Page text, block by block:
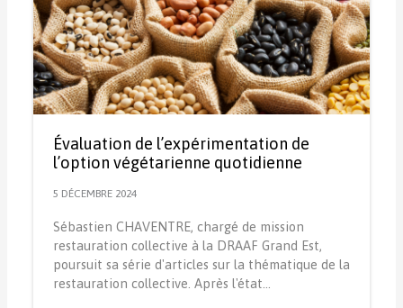
Évaluation de l’expérimentation de
l’option végétarienne quotidienne
5 DÉCEMBRE 2024
Sébastien CHAVENTRE, chargé de mission
restauration collective à la DRAAF Grand Est,
poursuit sa série d'articles sur la thématique de la
restauration collective. Après l'état…